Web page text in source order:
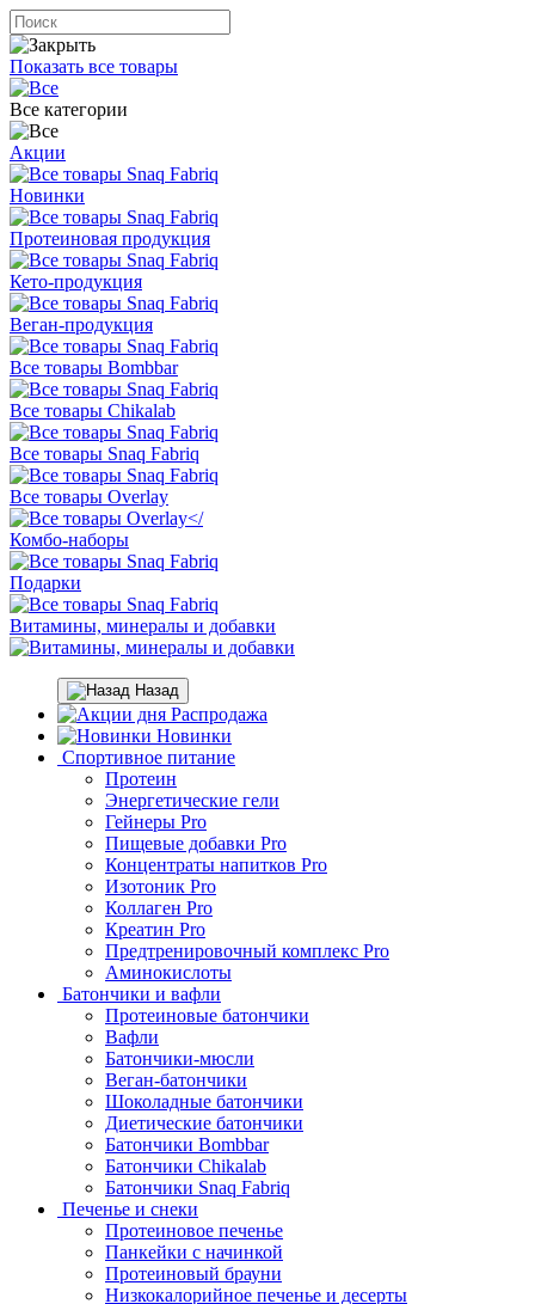
Показать все товары
Все категории
Акции
Новинки
Протеиновая продукция
Кето-продукция
Веган-продукция
Все товары Bombbar
Все товары Chikalab
Все товары Snaq Fabriq
Все товары Overlay
Комбо-наборы
Подарки
Витамины, минералы и добавки
Назад
Распродажа
Новинки
Спортивное питание
Протеин
Энергетические гели
Гейнеры Pro
Пищевые добавки Pro
Концентраты напитков Pro
Изотоник Pro
Коллаген Pro
Креатин Pro
Предтренировочный комплекс Pro
Аминокислоты
Батончики и вафли
Протеиновые батончики
Вафли
Батончики-мюсли
Веган-батончики
Шоколадные батончики
Диетические батончики
Батончики Bombbar
Батончики Chikalab
Батончики Snaq Fabriq
Печенье и снеки
Протеиновое печенье
Панкейки с начинкой
Протеиновый брауни
Низкокалорийное печенье и десерты